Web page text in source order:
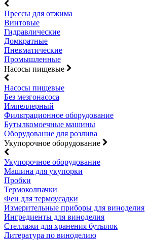
Прессы для отжима
Винтовые
Гидравлические
Домкратные
Пневматические
Промышленные
Насосы пищевые
Насосы пищевые
Без мезгонасоса
Импеллерный
Фильтрационное оборудование
Бутылкомоечные машины
Оборудование для розлива
Укупорочное оборудование
Укупорочное оборудование
Машина для укупорки
Пробки
Термоколпачки
Фен для термоусадки
Измерительные приборы для виноделия
Ингредиенты для виноделия
Стеллажи для хранения бутылок
Литература по виноделию